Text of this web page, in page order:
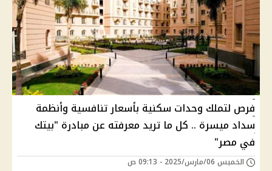
فرص لتملك وحدات سكنية بأسعار تنافسية وأنظمة
سداد ميسرة .. كل ما تريد معرفته عن مبادرة "بيتك
في مصر"
الخميس 06/مارس/2025 - 09:13 ص